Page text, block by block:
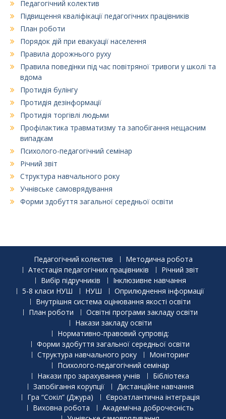
Педагогічний колектив
Підвищення кваліфікації педагогічних працівників
План роботи
Порядок дій при евакуації населення
Правила дорожнього руху
Правила поведінки під час повітряної тривоги у школі та
вдома
Протидія булінгу
Протидія дезінформації
Протидія торгівлі людьми
Профілактика травматизму та запобігання нещасним
випадкам
Психолого-педагогічний семінар
Річний звіт
Структура навчального року
Учнівське самоврядування
Форми здобуття загальної середньої освіти
Педагогічний колектив
Методична робота
Атестація педагогічних працівників
Річний звіт
Вибір підручників
Інклюзивне навчання
5-8 класи НУШ
НУШ
Оприлюднення інформації
Внутрішня система оцінювання якості освіти
План роботи
Освітні програми закладу освіти
Накази закладу освіти
Нормативно-правовий супровід:
Форми здобуття загальної середньої освіти
Структура навчального року
Моніторинг
Психолого-педагогічний семінар
Накази про зарахування учнів
Бібліотека
Запобігання корупції
Дистанційне навчання
Гра “Сокіл” (Джура)
Євроатлантична інтеграція
Виховна робота
Академічна доброчесність